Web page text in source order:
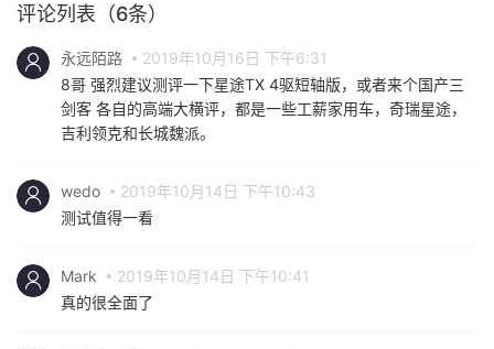
评论列表（6条）
永远陌路
2019年10月16日 下午6:31
8哥 强烈建议测评一下星途TX 4驱短轴版，或者来个国产三
剑客 各自的高端大横评，都是一些工薪家用车，奇瑞星途，
吉利领克和长城魏派。
wedo
2019年10月14日 下午10:43
测试值得一看
Mark
2019年10月14日 下午10:41
真的很全面了